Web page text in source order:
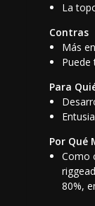
La
Contras
Más
Puede
Para
Por Qué
Como
80%,